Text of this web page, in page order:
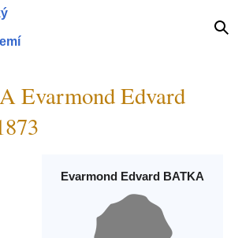
Evarmond Edvard
Evarmond Edvard BATKA